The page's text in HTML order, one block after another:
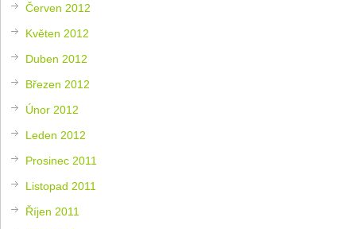
Červen 2012
Květen 2012
Duben 2012
Březen 2012
Únor 2012
Leden 2012
Prosinec 2011
Listopad 2011
Říjen 2011